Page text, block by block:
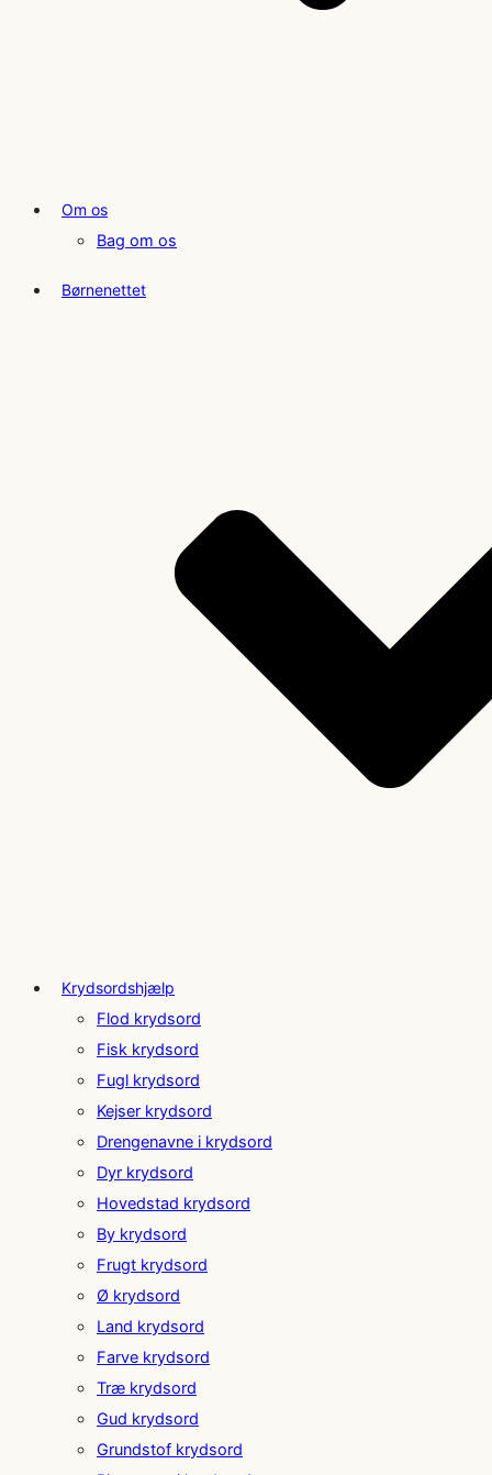
Om os
Bag om os
Børnenettet
Krydsordshjælp
Flod krydsord
Fisk krydsord
Fugl krydsord
Kejser krydsord
Drengenavne i krydsord
Dyr krydsord
Hovedstad krydsord
By krydsord
Frugt krydsord
Ø krydsord
Land krydsord
Farve krydsord
Træ krydsord
Gud krydsord
Grundstof krydsord